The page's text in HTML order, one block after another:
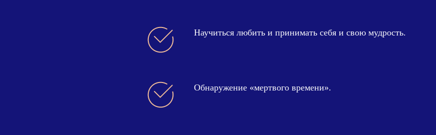
Научиться любить и принимать себя и свою мудрость.
Обнаружение «мертвого времени».